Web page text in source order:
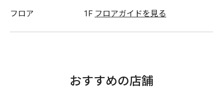
フロア 1F フロアガイドを見る
おすすめの店舗